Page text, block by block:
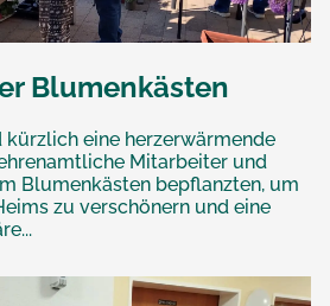
Blumenkästen
kürzlich eine herzerwärmende
Mitarbeiter und
Blumenkästen bepflanzten, um
zu verschönern und eine